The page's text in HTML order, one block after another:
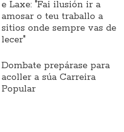
e Laxe: "Fai ilusión ir a
amosar o teu traballo a
sitios onde sempre vas de
lecer"
Dombate prepárase para
acoller a súa Carreira
Popular